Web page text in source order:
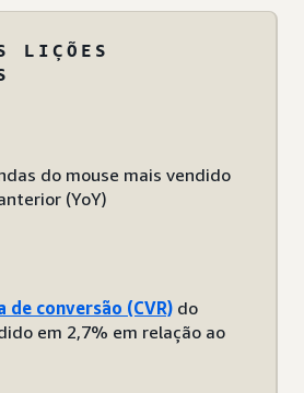
LIÇÕES
do mouse mais vendido
(YoY)
de conversão (CVR) do
em 2,7% em relação ao